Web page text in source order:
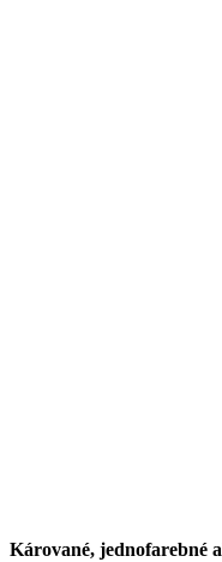
Kárované, jednofarebné